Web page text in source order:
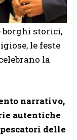
storici,
le feste
la
narrativo,
autentiche
delle